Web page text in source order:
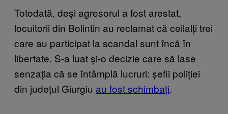
Totodată, deși agresorul a fost arestat,
locuitorii din Bolintin au reclamat că ceilalți trei
care au participat la scandal sunt încă în
libertate. S-a luat și-o decizie care să lase
senzația că se întâmplă lucruri: șefii poliției
din județul Giurgiu au fost schimbați.